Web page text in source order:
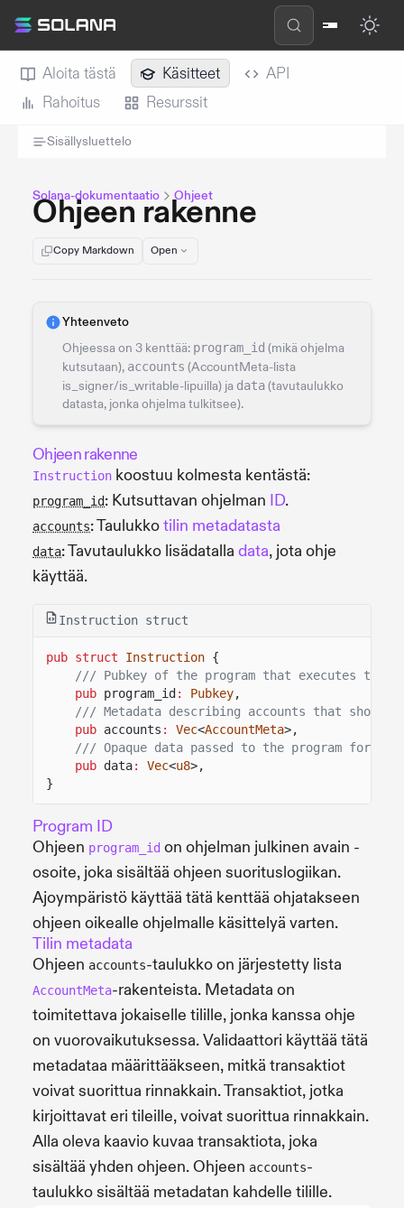
Aloita tästä Käsitteet
API
Rahoitus
Resurssit
Sisällysluettelo
Solana-dokumentaatio Ohjeet
Ohjeen rakenne
Copy Markdown Open
Yhteenveto
Ohjeessa on 3 kenttää: program_id (mikä ohjelma
kutsutaan), accounts (AccountMeta-lista
is_signer/is_writable-lipuilla) ja data(tavutaulukko
datasta, jonka ohjelma tulkitsee).
Ohjeen rakenne
Instruction koostuu kolmesta kentästä:
program_id: Kutsuttavan ohjelman ID.
accounts: Taulukkotilin metadatasta
data: Tavutaulukko lisädatalla data, jota ohje
käyttää.
Instruction struct
pub struct Instruction {
/// Pubkey of the program that executes
pub program_id : Pubkey,
/// Metadata describing accounts that should
pub accounts : Vec<AccountMeta>,
/// Opaque data passed to the program for
pub data: Vec<u8>,
}
Program ID
Ohjeen program_id on ohjelman julkinen avain -
osoite, joka sisältää ohjeen suorituslogiikan.
Ajoympäristö käyttää tätä kenttää ohjatakseen
ohjeen oikealle ohjelmalle käsittelyä varten.
Tilin metadata
Ohjeen accounts-taulukko on järjestetty lista
AccountMeta-rakenteista. Metadata on
toimitettava jokaiselle tilille, jonka kanssa ohje
on vuorovaikutuksessa. Validaattori käyttää tätä
metadataa määrittääkseen, mitkä transaktiot
voivat suorittua rinnakkain. Transaktiot, jotka
kirjoittavat eri tileille, voivat suorittua rinnakkain.
Alla oleva kaavio kuvaa transaktiota, joka
sisältää yhden ohjeen. Ohjeen accounts-
taulukko sisältää metadatan kahdelle tilille.